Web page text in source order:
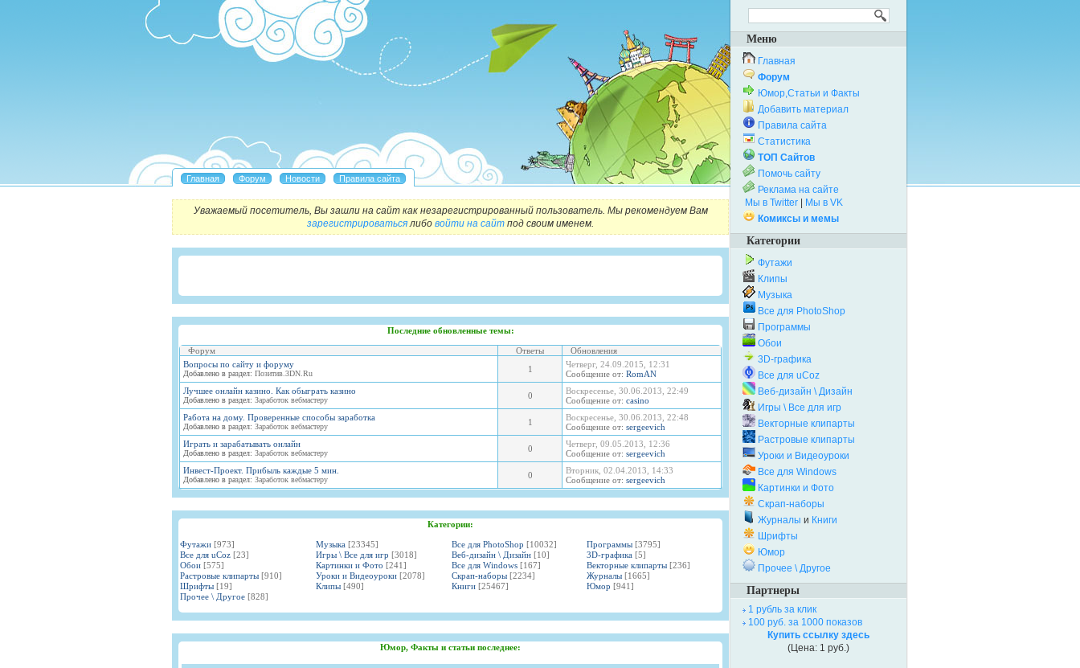
Уважаемый посетитель, Вы зашли на сайт как незарегистрированный пользователь. Мы рекомендуем Вам
зарегистрироватьсялибо войти на сайт под своим именем.
Последние обновленные темы:
Форум Ответы
Обновления
Вопросы по сайту и форуму
Добавлено в раздел: Позитив.3DN.Ru 1
Четверг, 24.09.2015, 12:31
Сообщение от: RomAN
Лучшее онлайн казино. Как обыграть казино
Добавлено в раздел: Заработок вебмастеру 0
Воскресенье, 30.06.2013, 22:49
Сообщение от: casino
Работа на дому. Проверенные способы заработка
Добавлено в раздел: Заработок вебмастеру 1
Воскресенье, 30.06.2013, 22:48
Сообщение от: sergeevich
Играть и зарабатывать онлайн
Добавлено в раздел: Заработок вебмастеру 0
Четверг, 09.05.2013, 12:36
Сообщение от: sergeevich
Инвест-Проект. Прибыль каждые 5 мин.
Добавлено в раздел: Заработок вебмастеру 0
Вторник, 02.04.2013, 14:33
Сообщение от: sergeevich
Категории:
Футажи [973] Музыка [23345] Все для PhotoShop [10032] Программы [3795]
Все для uCoz [23] Игры \ Все для игр [3018] Веб-дизайн \ Дизайн [10] 3D-графика [5]
Обои [575] Картинки и Фото [241] Все для Windows [167] Векторные клипарты [236]
Растровые клипарты [910] Уроки и Видеоуроки [2078] Скрап-наборы [2234] Журналы [1665]
Шрифты [19] Клипы [490] Книги [25467] Юмор [941]
Прочее \ Другое [828]
Юмор, Факты и статьи последнее:
Меню
Главная
Форум
Юмор,Статьи и Факты
Добавить материал
Правила сайта
Статистика
ТОП Сайтов
Помочь сайту
Реклама на сайте
Мы в Twitter
Мы в VK
Комиксы и мемы
Категории
Футажи
Клипы
Музыка
Все для PhotoShop
Программы
Обои
3D-графика
Все для uCoz
Веб-дизайн \ Дизайн
Игры \ Все для игр
Векторные клипарты
Растровые клипарты
Уроки и Видеоуроки
Все для Windows
Картинки и Фото
Скрап-наборы
Журналы и Книги
Шрифты
Юмор
Прочее \ Другое
Партнеры
1 рубль за клик
100 руб. за 1000 показов
Купить ссылку здесь
(Цена: 1 руб.)